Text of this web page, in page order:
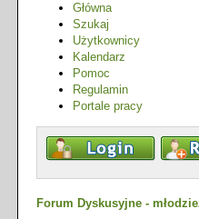
Główna
Szukaj
Użytkownicy
Kalendarz
Pomoc
Regulamin
Portale pracy
Forum Dyskusyjne -